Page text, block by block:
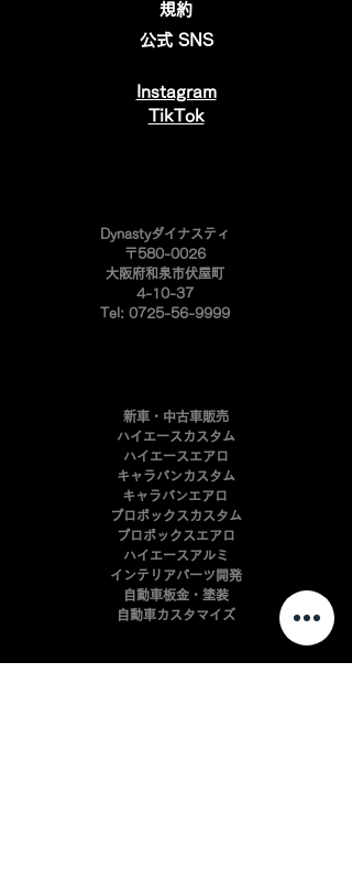
規約
公式 SNS
Instagram
​TikTok
​Dynastyダイナスティ
〒580-0026
大阪府和泉市伏屋町
4-10-37
Tel: 0725-56-9999
新車・中古車販売
ハイエースカスタム
ハイエースエアロ
キャラバンカスタム
キャラバンエアロ
プロボックスカスタム
​プロボックスエアロ
ハイエースアルミ
インテリアパーツ開発
自動車板金・塗装
​自動車カスタマイズ